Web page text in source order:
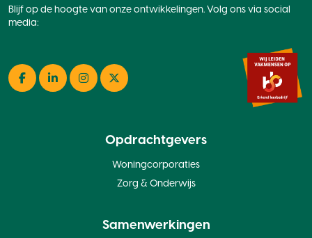
Blijf op de hoogte van onze ontwikkelingen. Volg ons via social
media:
Facebook
LinkedInInstagramTwitter
Opdrachtgevers
Woningcorporaties
Zorg & Onderwijs
Samenwerkingen